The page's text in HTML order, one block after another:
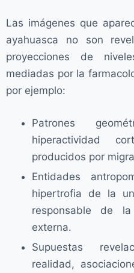
Las imágenes que
ayahuasca no son
proyecciones de
mediadas por la
por ejemplo:
Patrones
hiperactividad
producidos por
Entidades
hipertrofia de la
responsable de
externa.
Supuestas
realidad,